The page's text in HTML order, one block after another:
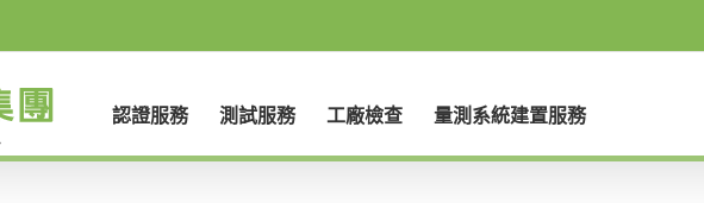
認證服務 測試服務 工廠檢查 量測系統建置服務